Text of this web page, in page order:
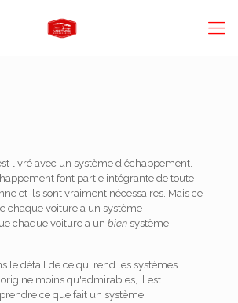
livré avec un système d'échappement.
font partie intégrante de toute
et ils sont vraiment nécessaires. Mais ce
chaque voiture a un système
chaque voiture a un bien système
le détail de ce qui rend les systèmes
moins qu'admirables, il est
ce que fait un système